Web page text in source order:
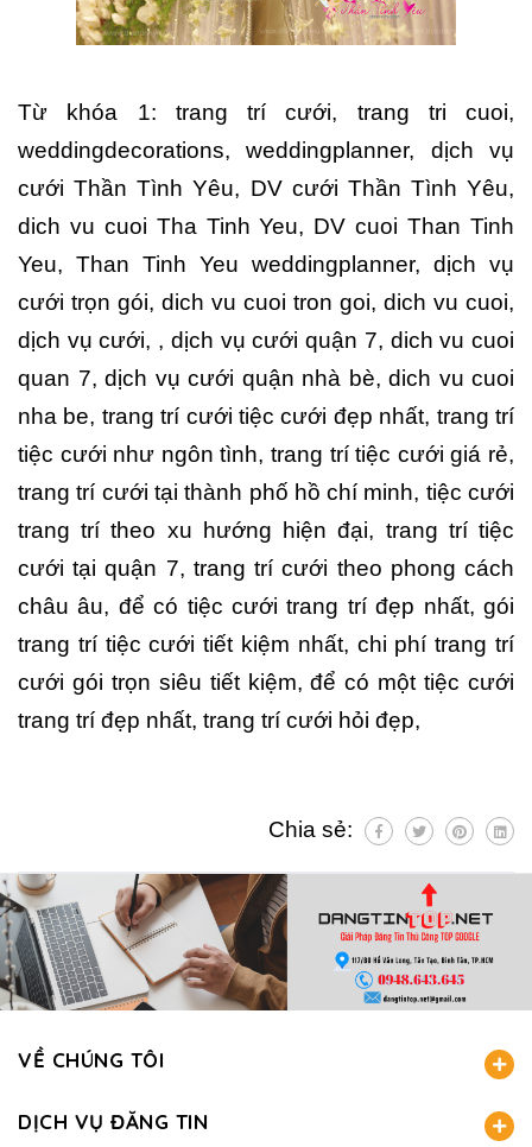
Từ khóa 1: trang trí cưới, trang tri cuoi,
weddingdecorations, weddingplanner, dịch vụ
cưới Thần Tình Yêu, DV cưới Thần Tình Yêu,
dich vu cuoi Tha Tinh Yeu, DV cuoi Than Tinh
Yeu, Than Tinh Yeu weddingplanner, dịch vụ
cưới trọn gói, dich vu cuoi tron goi, dich vu cuoi,
dịch vụ cưới, , dịch vụ cưới quận 7, dich vu cuoi
quan 7, dịch vụ cưới quận nhà bè, dich vu cuoi
nha be, trang trí cưới tiệc cưới đẹp nhất, trang trí
tiệc cưới như ngôn tình, trang trí tiệc cưới giá rẻ,
trang trí cưới tại thành phố hồ chí minh, tiệc cưới
trang trí theo xu hướng hiện đại, trang trí tiệc
cưới tại quận 7, trang trí cưới theo phong cách
châu âu, để có tiệc cưới trang trí đẹp nhất, gói
trang trí tiệc cưới tiết kiệm nhất, chi phí trang trí
cưới gói trọn siêu tiết kiệm, để có một tiệc cưới
trang trí đẹp nhất, trang trí cưới hỏi đẹp,
Chia sẻ:
VỀ CHÚNG TÔI
DỊCH VỤ ĐĂNG TIN